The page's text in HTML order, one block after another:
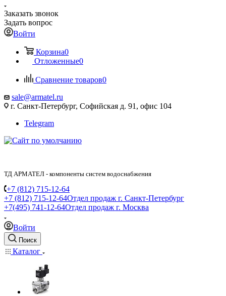
Заказать звонок
Задать вопрос
Войти
Корзина0
Отложенные0
Сравнение товаров0
sale@armatel.ru
г. Санкт-Петербург, Софийская д. 91, офис 104
Telegram
ТД АРМАТЕЛ - компоненты систем водоснабжения
+7 (812) 715-12-64
+7 (812) 715-12-64Отдел продаж г. Санкт-Петербург
+7(495) 741-12-64Отдел продаж г. Москва
Войти
Поиск
Каталог